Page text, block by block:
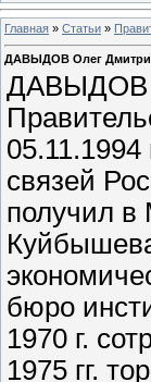
Главная » Статьи »
ДАВЫДОВ Олег
ДАВЫДОВ
связей
получил в
бюро
1970 г.
1975 гг.